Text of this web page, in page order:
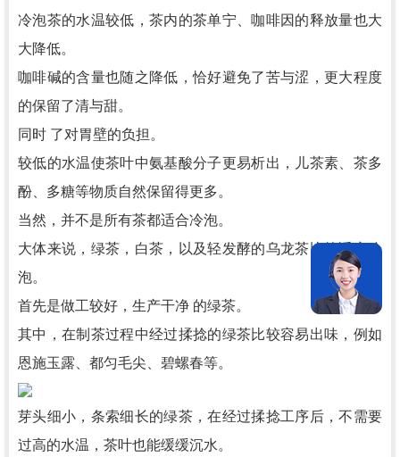
冷泡茶的水温较低，茶内的茶单宁、咖啡因的释放量也大
大降低。
咖啡碱的含量也随之降低，恰好避免了苦与涩，更大程度
的保留了清与甜。
同时 了对胃壁的负担。
较低的水温使茶叶中氨基酸分子更易析出，儿茶素、茶多
酚、多糖等物质自然保留得更多。
当然，并不是所有茶都适合冷泡。
大体来说，绿茶，白茶，以及轻发酵的乌龙茶比较适宜冷
泡。
首先是做工较好，生产干净 的绿茶。
其中，在制茶过程中经过揉捻的绿茶比较容易出味，例如
恩施玉露、都匀毛尖、碧螺春等。
芽头细小，条索细长的绿茶，在经过揉捻工序后，不需要
过高的水温，茶叶也能缓缓沉水。